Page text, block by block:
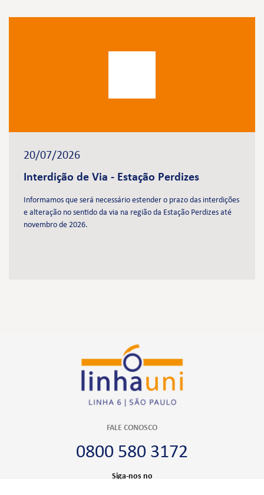
20/07/2026
Interdição de Via - Estação Perdizes
Informamos que será necessário estender o prazo das interdições
e alteração no sentido da via na região da Estação Perdizes até
novembro de 2026.
FALE CONOSCO
0800 580 3172
Siga-nos no